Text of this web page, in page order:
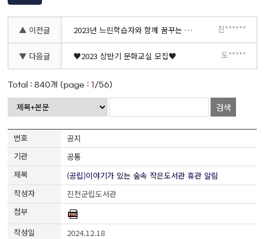
▲ 이전글 2023년 느린학습자와 함께 꿈꾸는 도서관 프로그램 안내 진******
▼ 다음글 ♥2023 상반기 문화교실 모집♥ 도*****
Total :840개 (page :1 /56)
검색
공지
공통
(공립)이야기가 있는 숲속 작은도서관 휴관 알림
진천군립도서관
2024.12.18